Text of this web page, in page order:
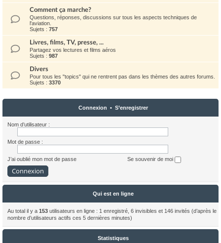
Comment ça marche?
Questions, réponses, discussions sur tous les aspects techniques de
l'aviation.
Sujets : 757
Livres, films, TV, presse, ...
Partagez vos lectures et films aéros
Sujets : 987
Divers
Pour tous les "topics" qui ne rentrent pas dans les thèmes des autres forums.
Sujets : 3370
Connexion • S’enregistrer
Nom d’utilisateur :
Mot de passe :
J’ai oublié mon mot de passe Se souvenir de moi
Qui est en ligne
Au total il y a 153 utilisateurs en ligne : 1 enregistré, 6 invisibles et 146 invités (d’après le
nombre d’utilisateurs actifs ces 5 dernières minutes)
Statistiques